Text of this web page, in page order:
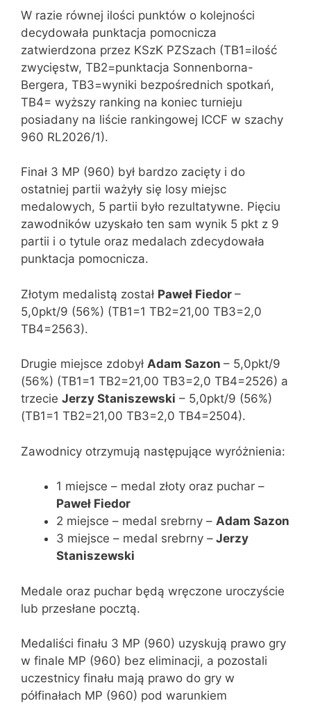
W razie równej ilości punktów o kolejności
decydowała punktacja pomocnicza
zatwierdzona przez KSzK PZSzach (TB1=ilość
zwycięstw, TB2=punktacja Sonnenborna-
Bergera, TB3=wyniki bezpośrednich spotkań,
TB4= wyższy ranking na koniec turnieju
posiadany na liście rankingowej ICCF w szachy
960 RL2026/1).
Finał 3 MP (960) był bardzo zacięty i do
ostatniej partii ważyły się losy miejsc
medalowych, 5 partii było rezultatywne. Pięciu
zawodników uzyskało ten sam wynik 5 pkt z 9
partii i o tytule oraz medalach zdecydowała
punktacja pomocnicza.
Złotym medalistą został Paweł Fiedor –
5,0pkt/9 (56%) (TB1=1 TB2=21,00 TB3=2,0
TB4=2563).
Drugie miejsce zdobył Adam Sazon – 5,0pkt/9
(56%) (TB1=1 TB2=21,00 TB3=2,0 TB4=2526) a
trzecie Jerzy Staniszewski – 5,0pkt/9 (56%)
(TB1=1 TB2=21,00 TB3=2,0 TB4=2504).
Zawodnicy otrzymują następujące wyróżnienia:
1 miejsce – medal złoty oraz puchar –
Paweł Fiedor
2 miejsce – medal srebrny – Adam Sazon
3 miejsce – medal srebrny – Jerzy
Staniszewski
Medale oraz puchar będą wręczone uroczyście
lub przesłane pocztą.
Medaliści finału 3 MP (960) uzyskują prawo gry
w finale MP (960) bez eliminacji, a pozostali
uczestnicy finału mają prawo do gry w
półfinałach MP (960) pod warunkiem